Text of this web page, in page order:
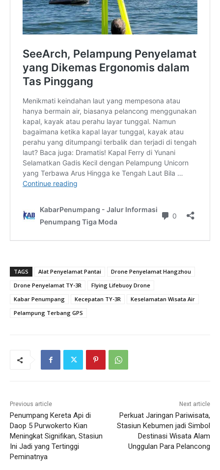
TAGS Alat Penyelamat Pantai
Drone Penyelamat Hangzhou
Drone Penyelamat TY-3R
Flying Lifebuoy Drone
Kabar Penumpang
Kecepatan TY-3R
Keselamatan Wisata Air
Pelampung Terbang GPS
Previous article
Penumpang Kereta Api di
Daop 5 Purwokerto Kian
Meningkat Signifikan, Stasiun
Ini Jadi yang Tertinggi
Peminatnya
Next article
Perkuat Jaringan Pariwisata,
Stasiun Kebumen jadi Simbol
Destinasi Wisata Alam
Unggulan Para Pelancong